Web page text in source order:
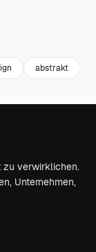
abstrakt
zu verwirklichen.
Unternehmen,